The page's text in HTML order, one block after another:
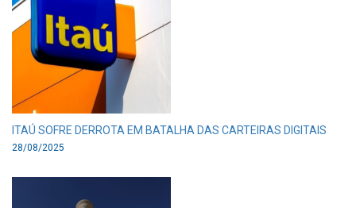
ITAÚ SOFRE DERROTA EM BATALHA DAS CARTEIRAS DIGITAIS
28/08/2025